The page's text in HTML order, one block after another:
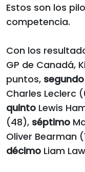
Estos son los
competencia.
Con los
GP de Canadá,
puntos, segundo
Charles Leclerc
quinto Lewis
(48), séptimo
Oliver Bearman
décimo Liam